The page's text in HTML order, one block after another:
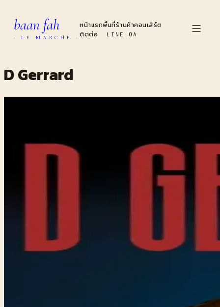
baan fah
· LE MARCHÉ ·
หน้าแรกพื้นที่ร้านค้าคอนเสิร์ต
ติดต่อ
LINE OA
D Gerrard